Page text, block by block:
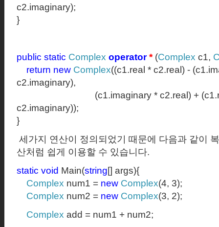
c2.imaginary);
}
public static Complex operator * (Complex c1,
return new Complex((c1.real * c2.real) -
c2.imaginary),
(c1.imaginary * c2.real) +
c2.imaginary));
}
세가지 연산이 정의되었기 때문에 다음과 같이
산처럼 쉽게 이용할 수 있습니다.
static void Main(string[] args){
Complex num1 = new Complex(4, 3);
Complex num2 = new Complex(3, 2);
Complex add = num1 + num2;